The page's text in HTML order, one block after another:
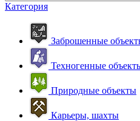
Категория
Заброшенные
Техногенные
Природные объекты
Карьеры, шахты